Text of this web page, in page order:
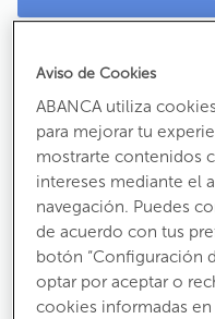
Calle de A Coruña
CP:
36208
7.300 €
Antes:8.500 €
Ha bajado un14%
Aviso de Cookies
ABANCA utiliza
para mejorar tu
mostrarte contenidos
intereses mediante el
navegación. Puedes
de acuerdo con tus
botón “Configuración
optar por aceptar o
cookies informadas